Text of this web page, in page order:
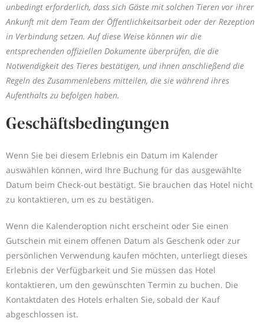
unbedingt erforderlich, dass sich Gäste mit solchen Tieren vor ihrer
Ankunft mit dem Team der Öffentlichkeitsarbeit oder der Rezeption
in Verbindung setzen. Auf diese Weise können wir die
entsprechenden offiziellen Dokumente überprüfen, die die
Notwendigkeit des Tieres bestätigen, und ihnen anschließend die
Regeln des Zusammenlebens mitteilen, die sie während ihres
Aufenthalts zu befolgen haben.
Geschäftsbedingungen
Wenn Sie bei diesem Erlebnis ein Datum im Kalender
auswählen können, wird Ihre Buchung für das ausgewählte
Datum beim Check-out bestätigt. Sie brauchen das Hotel nicht
zu kontaktieren, um es zu bestätigen.
Wenn die Kalenderoption nicht erscheint oder Sie einen
Gutschein mit einem offenen Datum als Geschenk oder zur
persönlichen Verwendung kaufen möchten, unterliegt dieses
Erlebnis der Verfügbarkeit und Sie müssen das Hotel
kontaktieren, um den gewünschten Termin zu buchen. Die
Kontaktdaten des Hotels erhalten Sie, sobald der Kauf
abgeschlossen ist.